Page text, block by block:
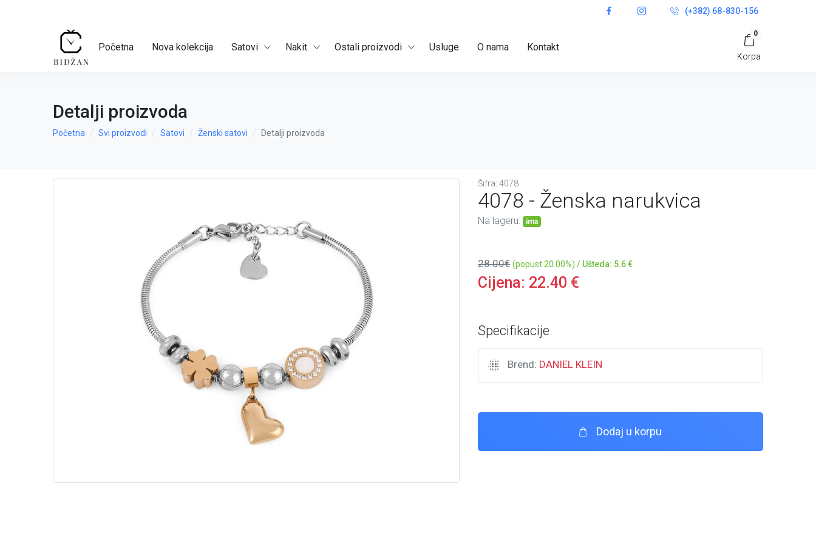
(+382) 68-830-156
Početna Nova kolekcija Satovi Nakit Ostali proizvodi Usluge O nama Kontakt
0
Korpa
Detalji proizvoda
Početna Svi proizvodi Satovi Ženski satovi Detalji proizvoda
Šifra: 4078
4078 - Ženska narukvica
Na lageru: ima
28.00€ (popust 20.00%) / Ušteda: 5.6 €
Cijena: 22.40 €
Specifikacije
Brend: DANIEL KLEIN
Dodaj u korpu